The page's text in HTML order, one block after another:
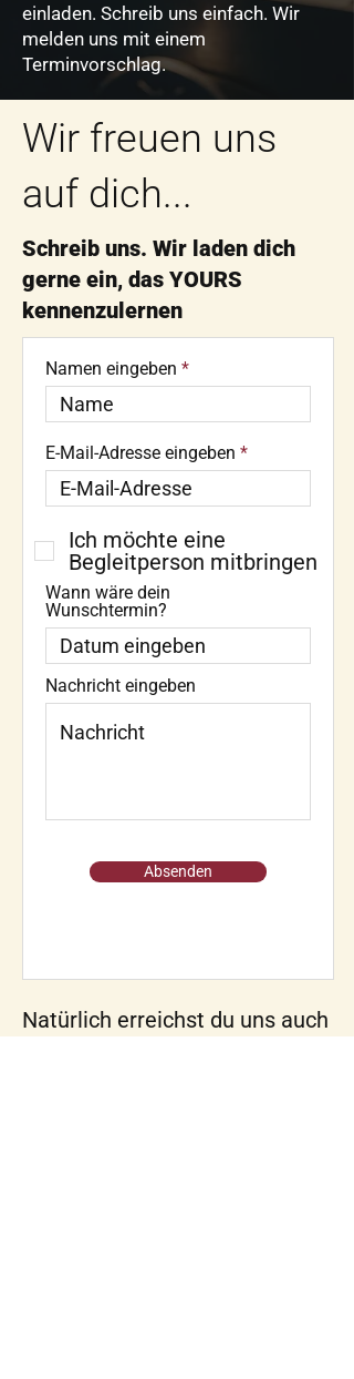
einladen. Schreib uns einfach. Wir
melden uns mit einem
Terminvorschlag.
Wir freuen uns
auf dich...
Schreib uns. Wir laden dich
gerne ein, das YOURS
kennenzulernen
Namen eingeben
E-Mail-Adresse eingeben
Ich möchte eine
Begleitperson mitbringen
Wann wäre dein
Wunschtermin?
Nachricht eingeben
Absenden
Natürlich erreichst du uns auch